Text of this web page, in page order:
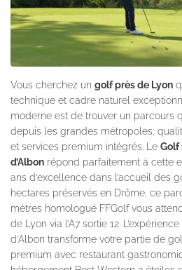
Vous cherchez un golf près de Lyon
technique et cadre naturel
moderne est de trouver un parcours
depuis les grandes métropoles,
et services premium intégrés. Le Golf
d’Albon répond parfaitement à cette
ans d’excellence dans l’accueil des
hectares préservés en Drôme, ce
mètres homologué FFGolf vous
de Lyon via l’A7 sortie 12.
d’Albon transforme votre partie de
premium avec restaurant